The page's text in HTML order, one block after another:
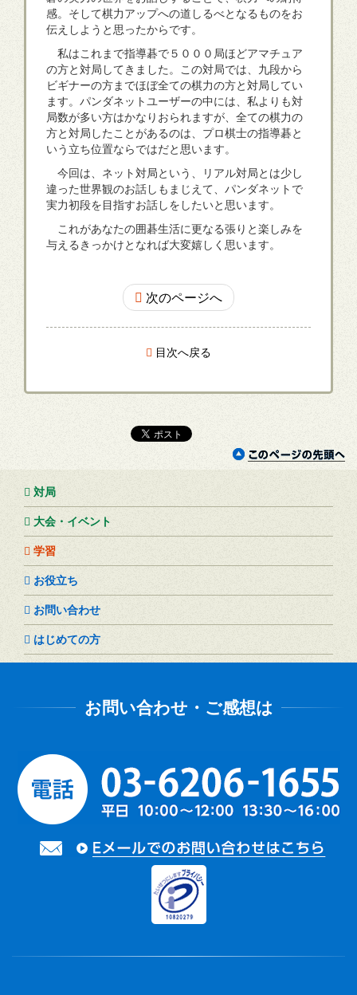
感。そして棋力アップへの道しるべとなるものをお
伝えしようと思ったからです。
私はこれまで指導碁で５０００局ほどアマチュア
の方と対局してきました。この対局では、九段から
ビギナーの方までほぼ全ての棋力の方と対局してい
ます。パンダネットユーザーの中には、私よりも対
局数が多い方はかなりおられますが、全ての棋力の
方と対局したことがあるのは、プロ棋士の指導碁と
いう立ち位置ならではだと思います。
今回は、ネット対局という、リアル対局とは少し
違った世界観のお話しもまじえて、パンダネットで
実力初段を目指すお話しをしたいと思います。
これがあなたの囲碁生活に更なる張りと楽しみを
与えるきっかけとなれば大変嬉しく思います。
次のページへ
目次へ戻る
対局
大会・イベント
学習
お役立ち
お問い合わせ
はじめての方